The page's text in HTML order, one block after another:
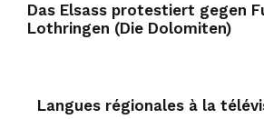
Das Elsass protestiert gegen
Lothringen (Die Dolomiten)
Langues régionales à la